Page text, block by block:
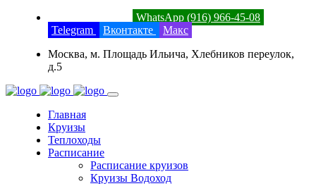
WhatsApp (916) 966-45-08
Telegram
Вконтакте
Макс
Москва, м. Площадь Ильича, Хлебников переулок,
д.5
Главная
Круизы
Теплоходы
Расписание
Расписание круизов
Круизы Водоход